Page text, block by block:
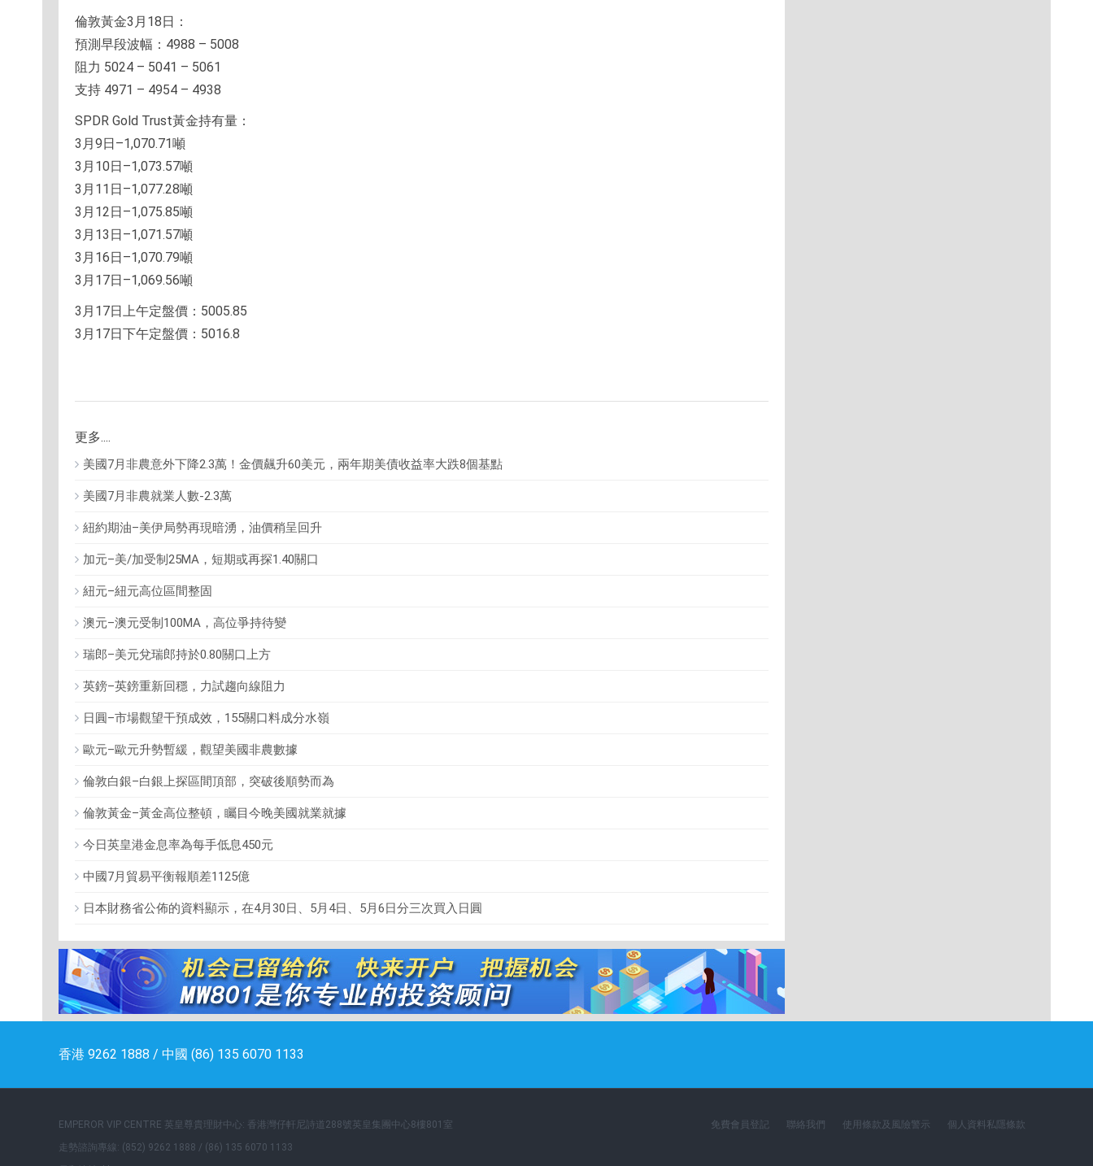
倫敦黃金3月18日：
預測早段波幅：4988 – 5008
阻力 5024 – 5041 – 5061
支持 4971 – 4954 – 4938
SPDR Gold Trust黃金持有量：
3月9日–1,070.71噸
3月10日–1,073.57噸
3月11日–1,077.28噸
3月12日–1,075.85噸
3月13日–1,071.57噸
3月16日–1,070.79噸
3月17日–1,069.56噸
3月17日上午定盤價：5005.85
3月17日下午定盤價：5016.8
更多....
美國7月非農意外下降2.3萬！金價飆升60美元，兩年期美債收益率大跌8個基點
美國7月非農就業人數-2.3萬
紐約期油–美伊局勢再現暗湧，油價稍呈回升
加元–美/加受制25MA，短期或再探1.40關口
紐元–紐元高位區間整固
澳元–澳元受制100MA，高位爭持待變
瑞郎–美元兌瑞郎持於0.80關口上方
英鎊–英鎊重新回穩，力試趨向線阻力
日圓–市場觀望干預成效，155關口料成分水嶺
歐元–歐元升勢暫緩，觀望美國非農數據
倫敦白銀–白銀上探區間頂部，突破後順勢而為
倫敦黃金–黃金高位整頓，矚目今晚美國就業就據
今日英皇港金息率為每手低息450元
中國7月貿易平衡報順差1125億
日本財務省公佈的資料顯示，在4月30日、5月4日、5月6日分三次買入日圓
香港 9262 1888 / 中國 (86) 135 6070 1133
EMPEROR VIP CENTRE 英皇尊貴理財中心: 香港灣仔軒尼詩道288號英皇集團中心8樓801室
走勢諮詢專線: (852) 9262 1888 / (86) 135 6070 1133
免費會員登記 聯絡我們 使用條款及風險警示 個人資料私隱條款